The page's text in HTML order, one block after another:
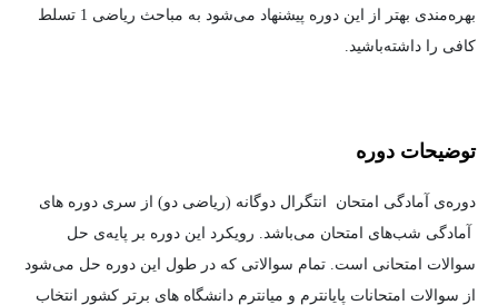
بهره‌مندی بهتر از این دوره پیشنهاد می‌شود به مباحث ریاضی 1 تسلط
کافی را داشته‌باشید.
توضیحات دوره
دوره‌ی آمادگی امتحان انتگرال دوگانه (ریاضی دو) از سری دوره های
آمادگی شب‌های امتحان می‌باشد. رویکرد این دوره بر پایه‌ی حل
سوالات امتحانی است. تمام سوالاتی که در طول این دوره حل می‌شود
از سوالات امتحانات پایانترم و میانترم دانشگاه های برتر کشور انتخاب